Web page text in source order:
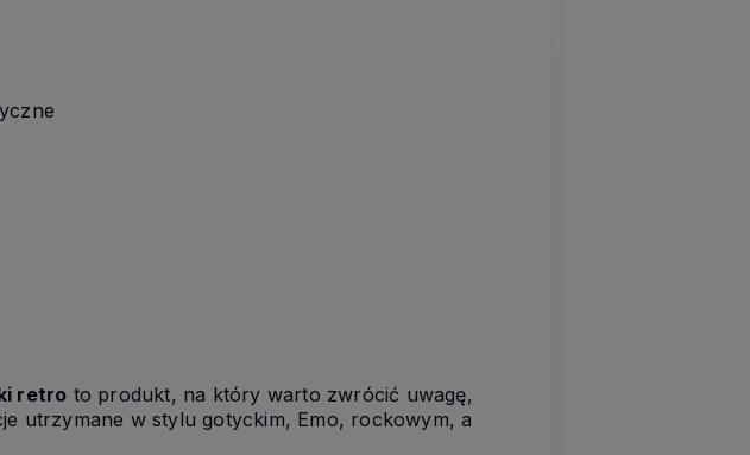
retro to produkt, na który warto zwrócić uwagę,
utrzymane w stylu gotyckim, Emo, rockowym, a